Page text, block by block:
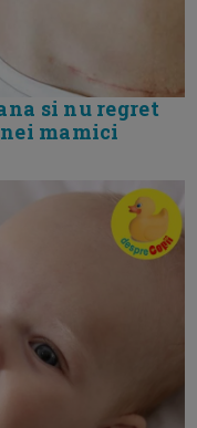
si nu regret
mamici